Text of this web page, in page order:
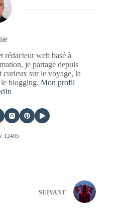
rédacteur web basé à
je partage depuis
curieux sur le voyage, la
blogging. Mon profil
12405
SUIVANT